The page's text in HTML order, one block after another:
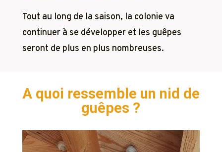
Tout au long de la saison, la colonie va
continuer à se développer et les guêpes
seront de plus en plus nombreuses.
A quoi ressemble un nid de
guêpes ?